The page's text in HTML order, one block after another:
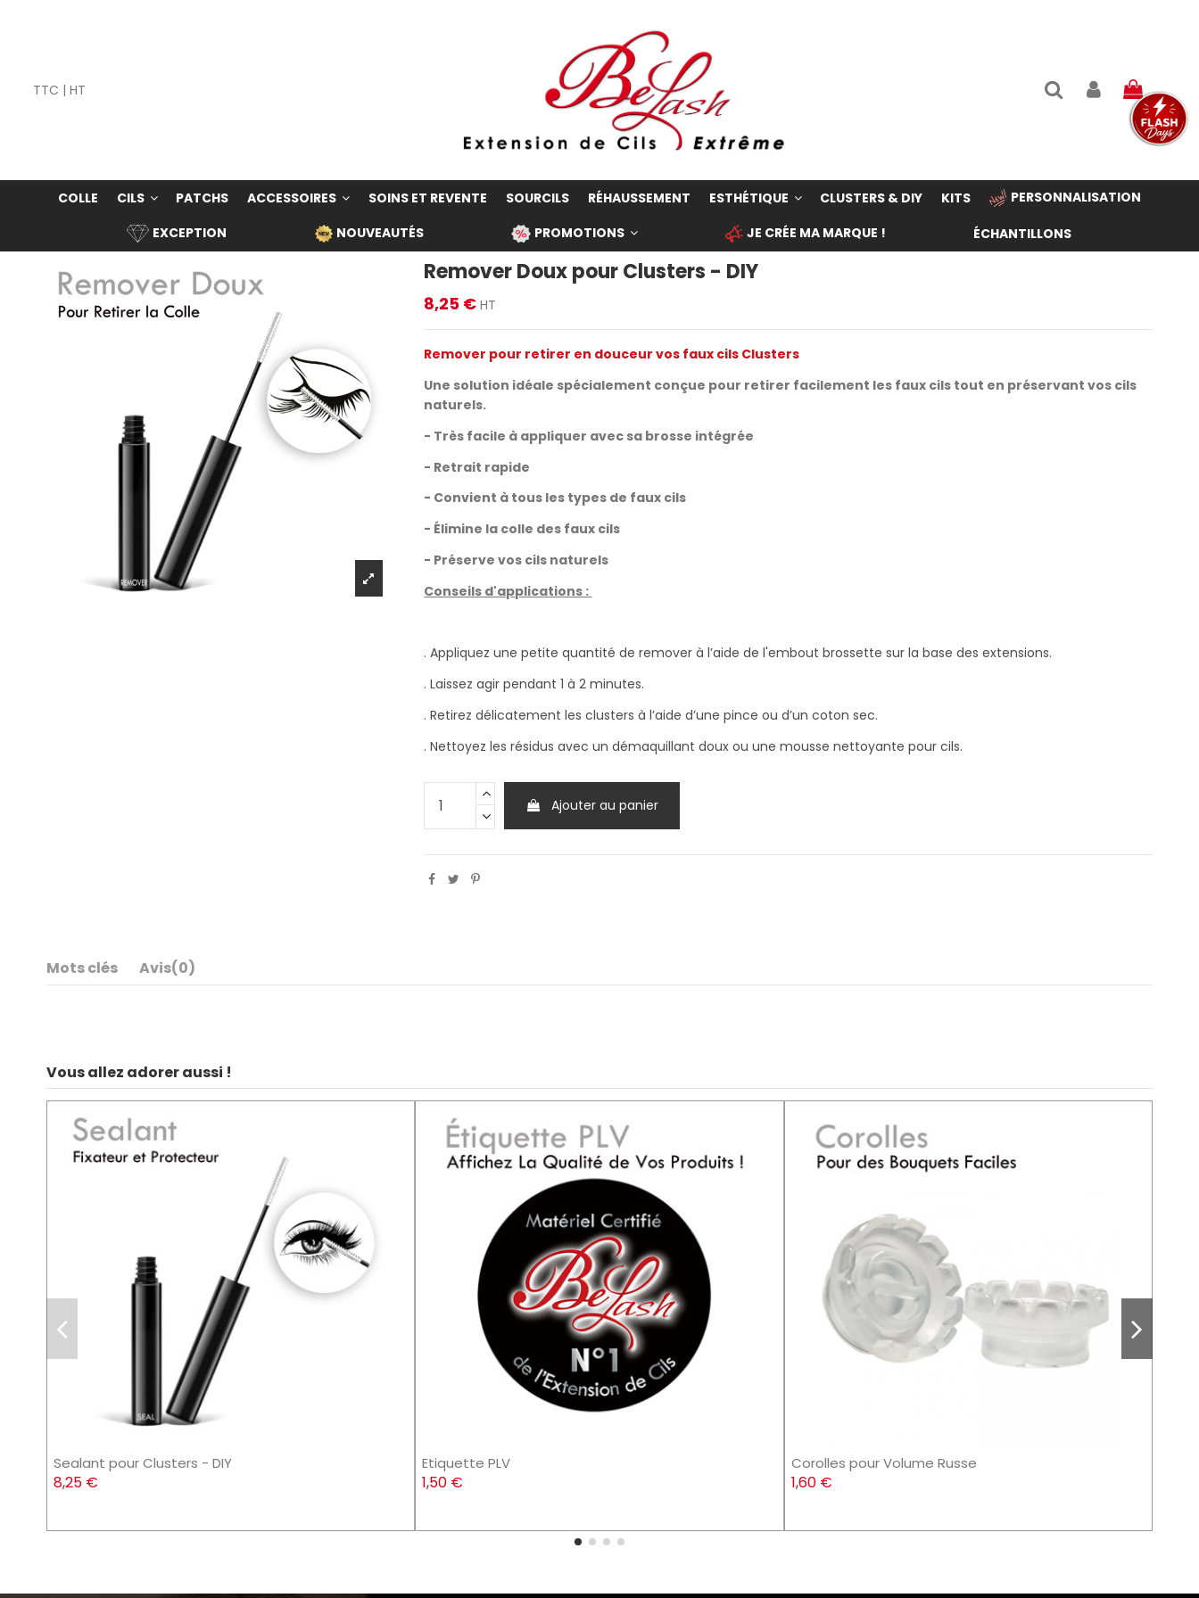
TTC | HT
COLLE CILS PATCHS ACCESSOIRES SOINS ET REVENTE SOURCILS RÉHAUSSEMENT ESTHÉTIQUE CLUSTERS & DIY KITS
PERSONNALISATION
EXCEPTION
NOUVEAUTÉS PROMOTIONS JE CRÉE MA MARQUE ! ÉCHANTILLONS
Remover Doux pour Clusters - DIY
8,25 €HT
Remover pour retirer en douceur vos faux cils Clusters
Une solution idéale spécialement conçue pour retirer facilement les faux cils tout en préservant vos cils
naturels.
- Très facile à appliquer avec sa brosse intégrée
- Retrait rapide
- Convient à tous les types de faux cils
- Élimine la colle des faux cils
- Préserve vos cils naturels
Conseils d'applications :
. Appliquez une petite quantité de remover à l’aide de l'embout brossette sur la base des extensions.
. Laissez agir pendant 1 à 2 minutes.
. Retirez délicatement les clusters à l’aide d’une pince ou d’un coton sec.
. Nettoyez les résidus avec un démaquillant doux ou une mousse nettoyante pour cils.
Ajouter au panier
Mots clés Avis(0)
Vous allez adorer aussi !
Sealant pour Clusters - DIY
8,25 €
Etiquette PLV
1,50 €
Corolles pour Volume Russe
1,60 €